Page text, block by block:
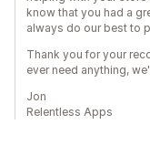
know that you had a
always do our best to
Thank you for your
ever need anything,
Jon
Relentless Apps